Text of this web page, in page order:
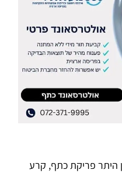
היתר פריקת כתף, קרע